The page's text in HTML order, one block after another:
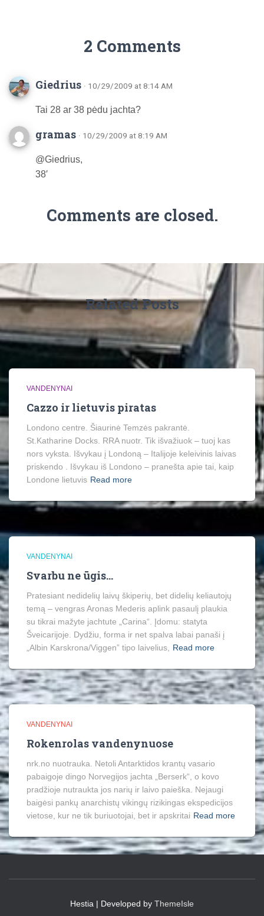
2 Comments
Giedrius · 10/29/2009 at 8:14 AM
Tai 28 ar 38 pėdu jachta?
gramas · 10/29/2009 at 8:19 AM
@Giedrius,
38′
Comments are closed.
Related Posts
VANDENYNAI
Cazzo ir lietuvis piratas
Londono centre. Šiaurinė Temzės pakrantė.
St.Katharine Docks. RRA nuotr. Tik išvažiuok – tuoj kas
nors vyksta. Išvykau į Londoną – Italijoje keleivinis laivas
priskendo . Išvykau iš Londono – pranešta apie tai, kaip
Londone lietuvis Read more
VANDENYNAI
Svarbu ne ūgis…
Pratesiant nedidelių laivų škiperių, bet didelių keliautojų
temą – vengras Aronas Mederis aplink pasaulį plaukia
su tikrai mažyte jachtute „Carina“. Įdomu: statyta
Šveicarijoje. Dydžiu, forma ir net spalva labai panaši į
„Albin Karskrona/Viggen” tipo laivelius, Read more
VANDENYNAI
Rokenrolas vandenynuose
nrk.no nuotrauka. Netoli Antarktidos krantų vasario
pabaigoje dingo Norvegijos jachta „Berserk“, o kovo
pradžioje nutraukta jos narių ir laivo paieška. Nejaugi
baigėsi pankų anarchistų vikingų rizikingas ekspedicijos
vietose, kur ne tik buriuotojai, bet ir apskritai Read more
Hestia | Developed by ThemeIsle